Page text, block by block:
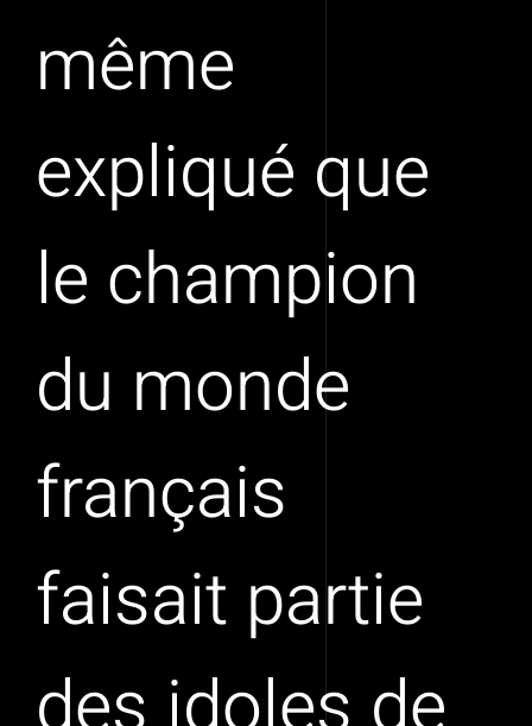
même
expliqué que
le champion
du monde
français
faisait partie